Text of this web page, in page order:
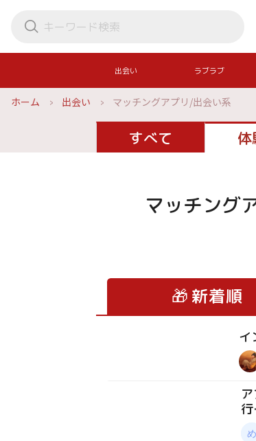
出会い ラブラブ
ホーム 出会い マッチングアプリ/出会い系
すべて 体
マッチング
🎁 新着順
イ